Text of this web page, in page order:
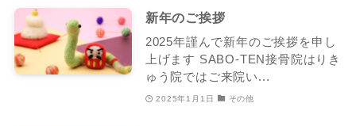
新年のご挨拶
2025年謹んで新年のご挨拶を申し
上げます SABO-TEN接骨院はりき
ゅう院ではご来院い...
2025年1月1日 その他